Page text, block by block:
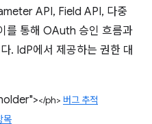
API, Field API, 다중
를 통해 OAuth 승인 흐름과
. IdP에서 제공하는 권한 대
</ph> 버그 추적
목